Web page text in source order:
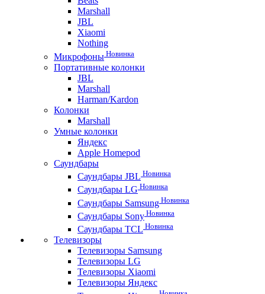
Marshall
JBL
Xiaomi
Nothing
Микрофоны Новинка
Портативные колонки
JBL
Marshall
Harman/Kardon
Колонки
Marshall
Умные колонки
Яндекс
Apple Homepod
Саундбары
Саундбары JBL Новинка
Саундбары LG Новинка
Саундбары Samsung Новинка
Саундбары Sony Новинка
Саундбары TCL Новинка
Телевизоры
Телевизоры Samsung
Телевизоры LG
Телевизоры Xiaomi
Телевизоры Яндекс